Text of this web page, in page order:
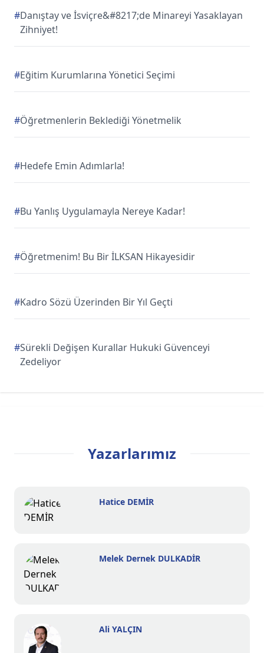
#Danıştay ve İsviçre&#8217;de Minareyi Yasaklayan
Zihniyet!
#Eğitim Kurumlarına Yönetici Seçimi
#Öğretmenlerin Beklediği Yönetmelik
#Hedefe Emin Adımlarla!
#Bu Yanlış Uygulamayla Nereye Kadar!
#Öğretmenim! Bu Bir İLKSAN Hikayesidir
#Kadro Sözü Üzerinden Bir Yıl Geçti
#Sürekli Değişen Kurallar Hukuki Güvenceyi
Zedeliyor
Yazarlarımız
Hatice DEMİR
Melek Dernek DULKADİR
Ali YALÇIN